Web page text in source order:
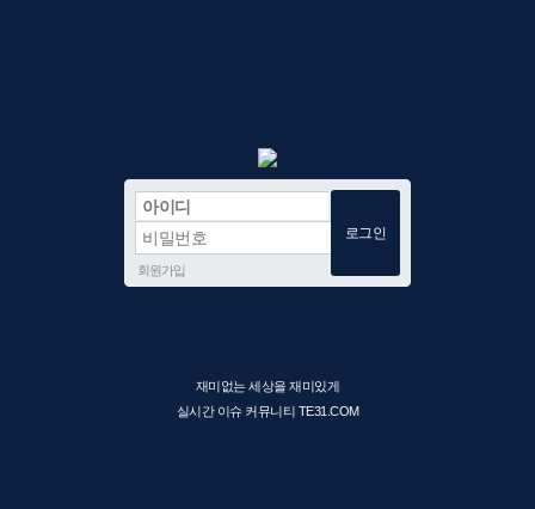
회원가입
재미없는 세상을 재미있게
실시간 이슈 커뮤니티 TE31.COM